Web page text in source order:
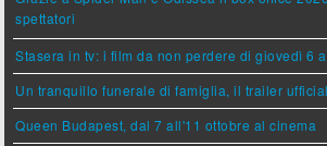
spettatori
Stasera in tv: i film da non perdere di giovedì 6
Un tranquillo funerale di famiglia, il trailer
Queen Budapest, dal 7 all'11 ottobre al cinema